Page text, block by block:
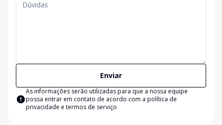
Enviar
As informações serão utilizadas para que a nossa equipe
possa entrar em contato de acordo com a política de
privacidade e termos de serviço